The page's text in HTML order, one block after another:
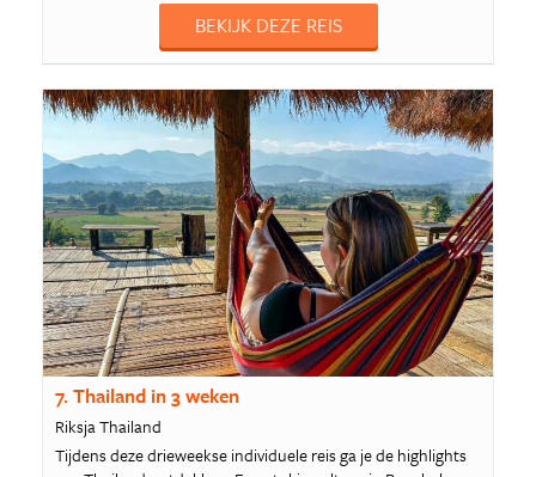
BEKIJK DEZE REIS
7. Thailand in 3 weken
Riksja Thailand
Tijdens deze drieweekse individuele reis ga je de highlights